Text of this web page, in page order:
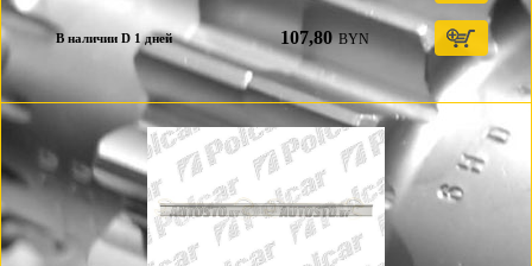
В наличии D 1 дней 107,80 BYN